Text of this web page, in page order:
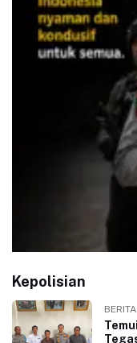
Kepolisian
BERITA